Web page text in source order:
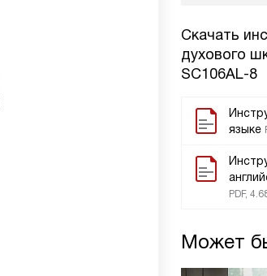
Скачать
духового
SC106AL-8
языке
PDF,
Может